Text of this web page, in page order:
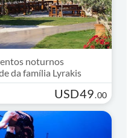
noturnos
da família Lyrakis
USD49.00